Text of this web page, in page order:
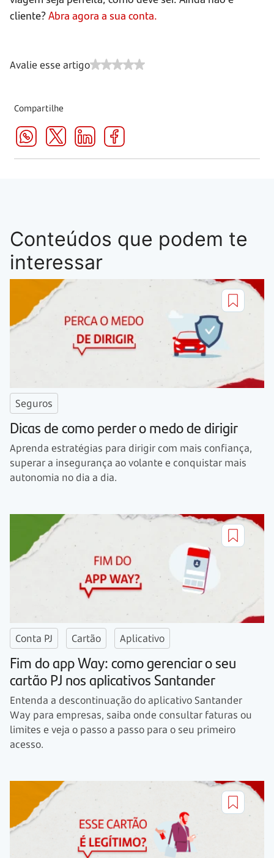
cliente?Abra agora a sua conta.
Avalie esse artigo
Compartilhe
Conteúdos que podem te
interessar
Seguros
Dicas de como perder o medo de dirigir
Aprenda estratégias para dirigir com mais confiança,
superar a insegurança ao volante e conquistar mais
autonomia no dia a dia.
Conta PJ Cartão Aplicativo
Fim do app Way: como gerenciar o seu
cartão PJ nos aplicativos Santander
Entenda a descontinuação do aplicativo Santander
Way para empresas, saiba onde consultar faturas ou
limites e veja o passo a passo para o seu primeiro
acesso.